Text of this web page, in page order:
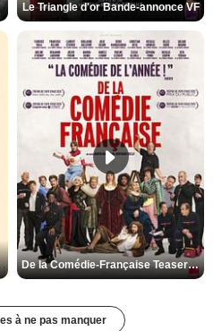
Le Triangle d'or Bande-annonce VF
De la Comédie-Française Teaser VF
à ne pas manquer